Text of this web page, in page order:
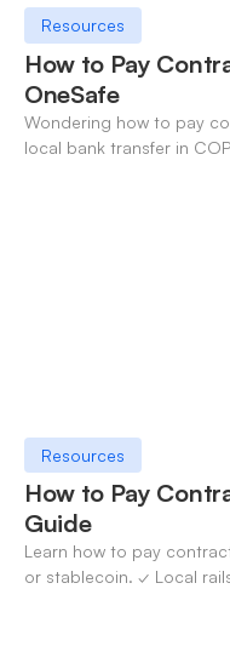
Resources
How to Pay
OneSafe
Wondering how to pay
local bank transfer in
Resources
How to Pay
Guide
Learn how to pay
or stablecoin. ✓ Local